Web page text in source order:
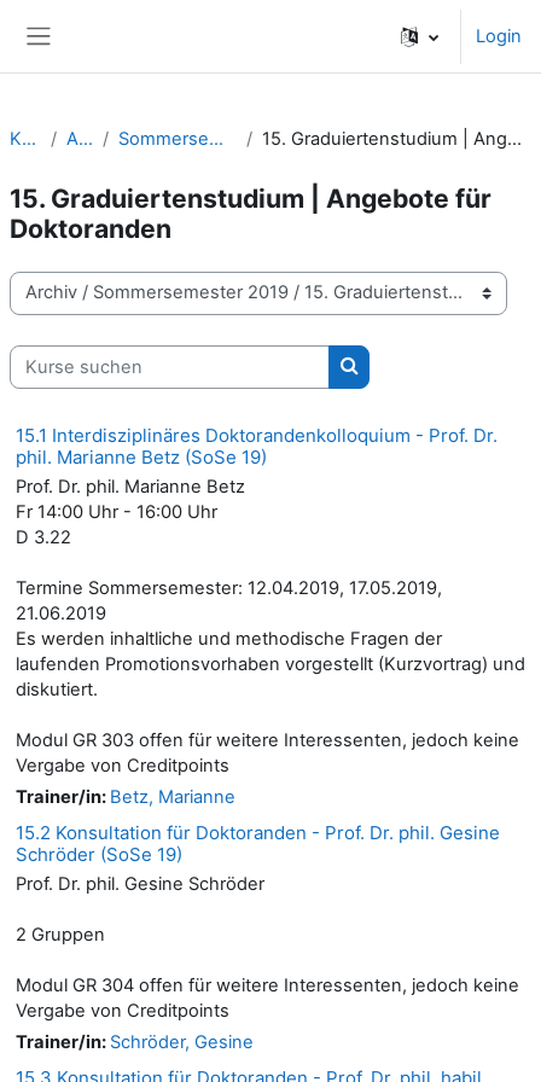
Login
Kurse Archiv Sommersemester 2019 15. Graduiertenstudium | Angebote für Doktoranden
15. Graduiertenstudium | Angebote für
Doktoranden
Kursbereiche
Kurse suchen
Kurse suchen
15.1 Interdisziplinäres Doktorandenkolloquium - Prof. Dr.
phil. Marianne Betz (SoSe 19)
Prof. Dr. phil. Marianne Betz
Fr 14:00 Uhr - 16:00 Uhr
D 3.22
Termine Sommersemester: 12.04.2019, 17.05.2019,
21.06.2019
Es werden inhaltliche und methodische Fragen der
laufenden Promotionsvorhaben vorgestellt (Kurzvortrag) und
diskutiert.
Modul GR 303 offen für weitere Interessenten, jedoch keine
Vergabe von Creditpoints
Trainer/in: Betz, Marianne
15.2 Konsultation für Doktoranden - Prof. Dr. phil. Gesine
Schröder (SoSe 19)
Prof. Dr. phil. Gesine Schröder
2 Gruppen
Modul GR 304 offen für weitere Interessenten, jedoch keine
Vergabe von Creditpoints
Trainer/in: Schröder, Gesine
15.3 Konsultation für Doktoranden - Prof. Dr. phil. habil.